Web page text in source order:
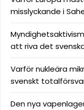
misslyckande i
att riva det
Varför nukleära
svenskt
Den nya